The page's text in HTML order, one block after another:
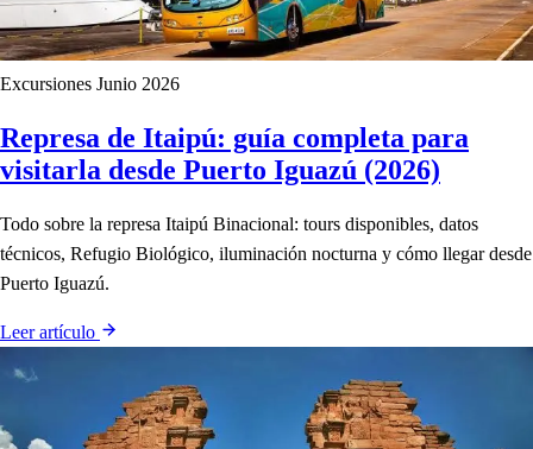
Excursiones Junio 2026
Represa de Itaipú: guía completa para
visitarla desde Puerto Iguazú (2026)
Todo sobre la represa Itaipú Binacional: tours disponibles, datos
técnicos, Refugio Biológico, iluminación nocturna y cómo llegar desde
Puerto Iguazú.
Leer artículo